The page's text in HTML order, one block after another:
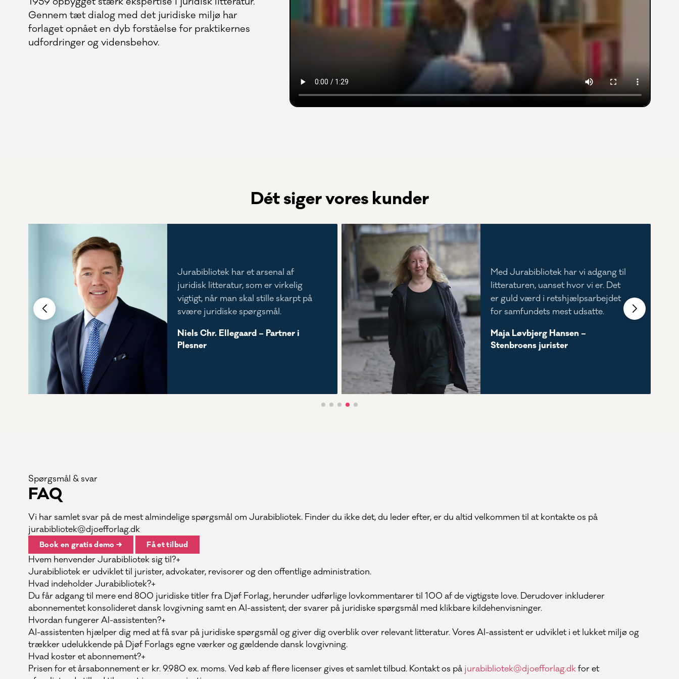
Gennem tæt dialog med det juridiske miljø har
forlaget opnået en dyb forståelse for praktikernes
udfordringer og vidensbehov.
Dét siger vores kunder
Jurabibliotek har et arsenal af
juridisk litteratur, som er virkelig
vigtigt, når man skal stille skarpt på
svære juridiske spørgsmål.
Niels Chr. Ellegaard – Partner i
Plesner
Med Jurabibliotek har vi adgang til
litteraturen, uanset hvor vi er. Det
er guld værd i retshjælpsarbejdet
for samfundets mest udsatte.
Maja Løvbjerg Hansen –
Stenbroens jurister
Spørgsmål & svar
FAQ
Vi har samlet svar på de mest almindelige spørgsmål om Jurabibliotek. Finder du ikke det, du leder efter, er du altid velkommen til at kontakte os på
jurabibliotek@djoefforlag.dk
Book en gratis demo → Få et tilbud
Hvem henvender Jurabibliotek sig til?+
Jurabibliotek er udviklet til jurister, advokater, revisorer og den offentlige administration.
Hvad indeholder Jurabibliotek?+
Du får adgang til mere end 800 juridiske titler fra Djøf Forlag, herunder udførlige lovkommentarer til 100 af de vigtigste love. Derudover inkluderer
abonnementet konsolideret dansk lovgivning samt en AI-assistent, der svarer på juridiske spørgsmål med klikbare kildehenvisninger.
Hvordan fungerer AI-assistenten?+
AI-assistenten hjælper dig med at få svar på juridiske spørgsmål og giver dig overblik over relevant litteratur. Vores AI-assistent er udviklet i et lukket miljø og
trækker udelukkende på Djøf Forlags egne værker og gældende dansk lovgivning.
Hvad koster et abonnement?+
Prisen for et årsabonnement er kr. 9.980 ex. moms. Ved køb af flere licenser gives et samlet tilbud. Kontakt os på jurabibliotek@djoefforlag.dkfor et